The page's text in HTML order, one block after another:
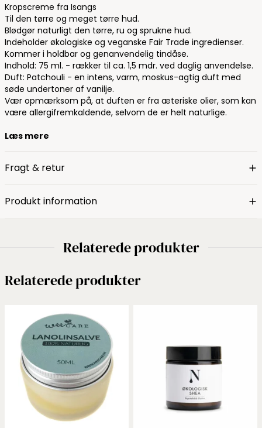
Kropscreme fra Isangs
Til den tørre og meget tørre hud.
Blødgør naturligt den tørre, ru og sprukne hud.
Indeholder økologiske og veganske Fair Trade ingredienser.
Kommer i holdbar og genanvendelig tindåse.
Indhold: 75 ml. - rækker til ca. 1,5 mdr. ved daglig anvendelse.
Duft: Patchouli - en intens, varm, moskus-agtig duft med
søde undertoner af vanilje.
Vær opmærksom på, at duften er fra æteriske olier, som kan
være allergifremkaldende, selvom de er helt naturlige.
Læs mere
Fragt & retur
Produkt information
Relaterede produkter
Relaterede produkter